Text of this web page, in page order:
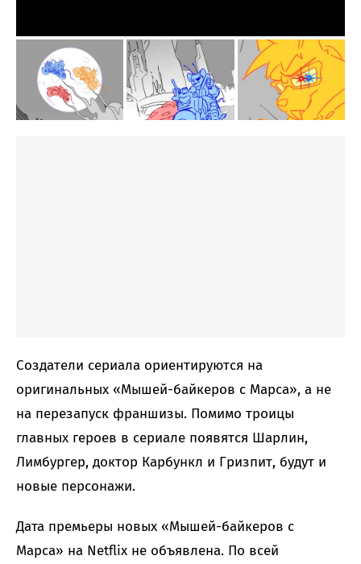
Создатели сериала ориентируются на
оригинальных «Мышей-байкеров с Марса», а не
на перезапуск франшизы. Помимо троицы
главных героев в сериале появятся Шарлин,
Лимбургер, доктор Карбункл и Гризпит, будут и
новые персонажи.
Дата премьеры новых «Мышей-байкеров с
Марса» на Netflix не объявлена. По всей